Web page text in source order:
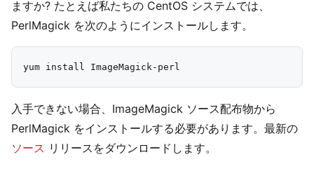
ますか? たとえば私たちの CentOS システムでは、
PerlMagick を次のようにインストールします。
入手できない場合、ImageMagick ソース配布物から
PerlMagick をインストールする必要があります。最新の
ソース リリースをダウンロードします。